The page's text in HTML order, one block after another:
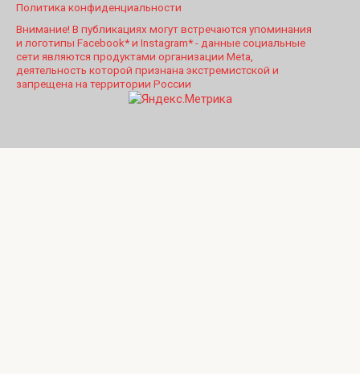
Политика конфиденциальности
Внимание! В публикациях могут встречаются упоминания
и логотипы Facebook* и Instagram* - данные социальные
сети являются продуктами организации Meta,
деятельность которой признана экстремистской и
запрещена на территории России